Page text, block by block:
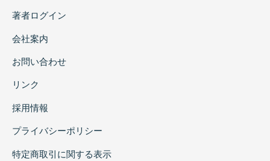
著者ログイン
会社案内
お問い合わせ
リンク
採用情報
プライバシーポリシー
特定商取引に関する表示